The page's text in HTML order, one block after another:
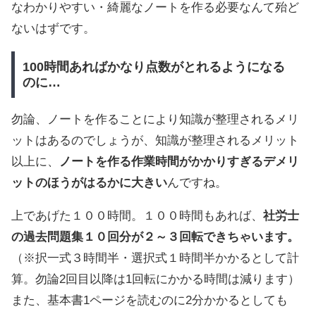
なわかりやすい・綺麗なノートを作る必要なんて殆ど
ないはずです。
100時間あればかなり点数がとれるようになる
のに…
勿論、ノートを作ることにより知識が整理されるメリ
ットはあるのでしょうが、知識が整理されるメリット
以上に、
ノートを作る作業時間がかかりすぎるデメリ
ットのほうがはるかに大きいんですね。
上であげた１００時間。１００時間もあれば、 社労士
の過去問題集１０回分が２～３回転できちゃいます。
（※択一式３時間半・選択式１時間半かかるとして計
算。勿論2回目以降は1回転にかかる時間は減ります）
また、基本書1ページを読むのに2分かかるとしても